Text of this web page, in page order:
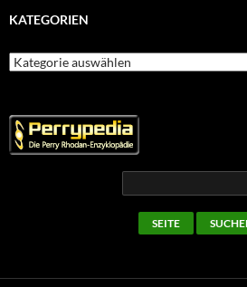
KATEGORIEN
Kategorien